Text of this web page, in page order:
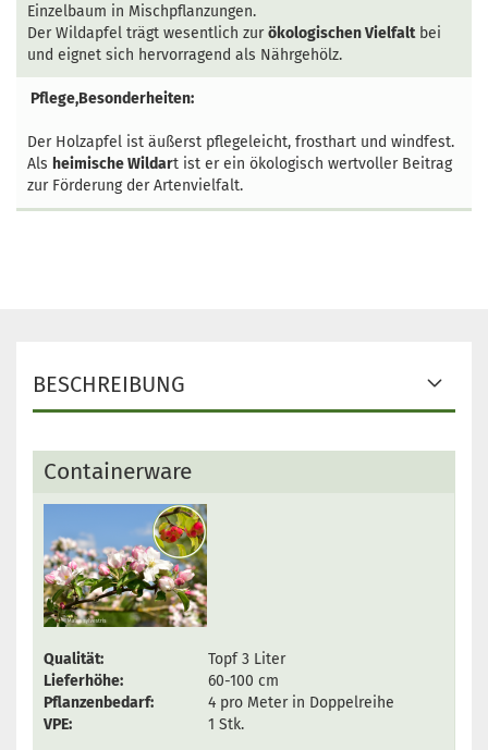
Einzelbaum in Mischpflanzungen.
Der Wildapfel trägt wesentlich zurökologischen Vielfaltbei
und eignet sich hervorragend als Nährgehölz.
Pflege,Besonderheiten:
Der Holzapfel ist äußerst pflegeleicht, frosthart und windfest.
Als heimische Wildart ist er ein ökologisch wertvoller Beitrag
zur Förderung der Artenvielfalt.
BESCHREIBUNG
Containerware
Qualität:
Topf 3 Liter
Lieferhöhe:
60-100 cm
Pflanzenbedarf:
4 pro Meter in Doppelreihe
VPE:
1 Stk.